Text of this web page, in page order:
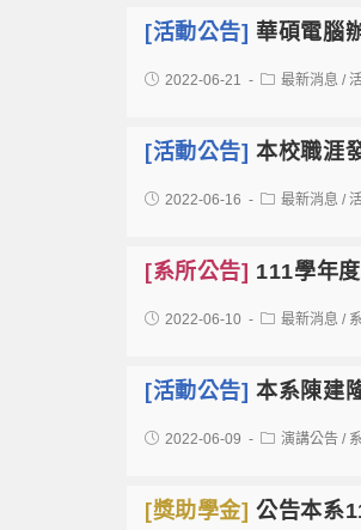
[活動公告] 華碩電腦
2022-06-21 最新消息 /
[活動公告]本校職涯
2022-06-16 最新消息 /
[系所公告] 111學年
2022-06-10 最新消息 /
[活動公告]本系陳建
2022-06-09 演講公告 /
[獎助學金]公告本系